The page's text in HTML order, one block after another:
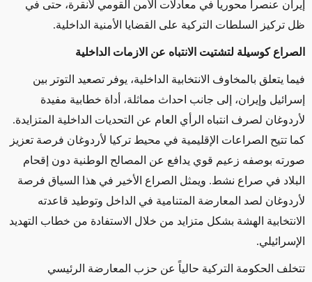
إيران عنصراً محورياً في معادلات الأمن القومي لأنقرة، حتى في
ظل تركيز السلطات التركية على القضايا الأمنية الداخلية.
الصراع كوسيلة لتشتيت الانتباه عن الازمات الداخلية
فيما يتعلق بالمخاوف الانتخابية الداخلية، يوفر تصعيد التوتر بين
إسرائيل وإيران، إلى جانب احداث مماثلة، أداة خطابية مفيدة
لأردوغان لصرف انتباه الرأي العام عن التحديات الداخلية المتزايدة.
كما تتيح الصراعات الإقليمية في محيط تركيا لأردوغان فرصة تعزيز
صورته بوصفه زعيم قوي يدافع عن المصالح الوطنية دون إقحام
البلاد في صراع نشط. ويمثل الصراع الأخير في هذا السياق فرصة
لأردوغان لصد المعارضة المتنامية في الداخل وتوطيد قاعدته
الانتخابية الهشة بشكل متزايد من خلال الاستفادة من خطاب التهديد
الإسرائيلي.
تتخلف الحكومة التركية حالياً عن حزب المعارضة الرئيسي